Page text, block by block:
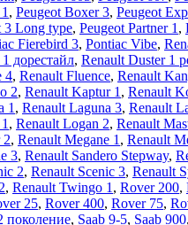
, Peugeot Boxer 3, Peugeot
3 Long type, Peugeot Partner 1 ,
Fierebird 3, Pontiac Vibe,
дорестайл, Renault Duster 1
4, Renault Fluence, Renault
2, Renault Kaptur 1 , Renault
1 , Renault Laguna 3, Renault
, Renault Logan 2, Renault
2, Renault Megane 1 , Renault
3, Renault Sandero Stepway,
2, Renault Scenic 3, Renault
, Renault Twingo 1 , Rover 200,
25, Rover 400, Rover 75,
поколение, Saab 9-5, Saab 900,